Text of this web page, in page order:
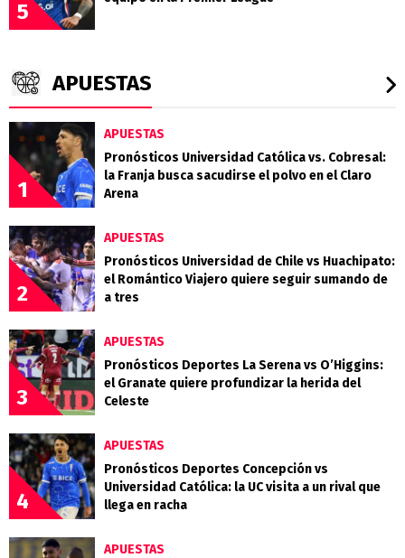
5
APUESTAS
1
APUESTAS
Pronósticos Universidad Católica vs. Cobresal:
la Franja busca sacudirse el polvo en el Claro
Arena
2
APUESTAS
Pronósticos Universidad de Chile vs Huachipato:
el Romántico Viajero quiere seguir sumando de
a tres
3
APUESTAS
Pronósticos Deportes La Serena vs O’Higgins:
el Granate quiere profundizar la herida del
Celeste
4
APUESTAS
Pronósticos Deportes Concepción vs
Universidad Católica: la UC visita a un rival que
llega en racha
APUESTAS